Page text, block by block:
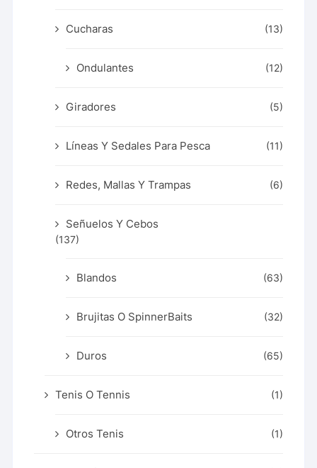
Cucharas (13)
Ondulantes (12)
Giradores (5)
Líneas Y Sedales Para Pesca (11)
Redes, Mallas Y Trampas (6)
Señuelos Y Cebos
(137)
Blandos (63)
Brujitas O SpinnerBaits (32)
Duros (65)
Tenis O Tennis (1)
Otros Tenis (1)